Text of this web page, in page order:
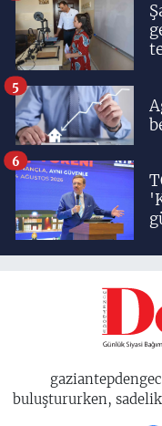
5
6
buluştururken,